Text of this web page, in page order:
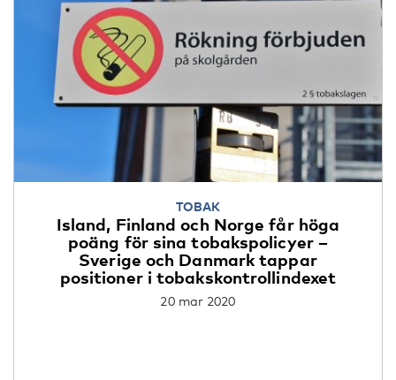
TOBAK
Island, Finland och Norge får höga
poäng för sina tobakspolicyer –
Sverige och Danmark tappar
positioner i tobakskontrollindexet
20 mar 2020